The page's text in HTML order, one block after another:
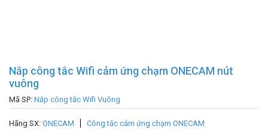
Nắp công tắc Wifi cảm ứng chạm ONECAM nút
vuông
Mã SP: Nắp công tắc Wifi Vuông
Hãng SX: ONECAM Công tắc cảm ứng chạm ONECAM